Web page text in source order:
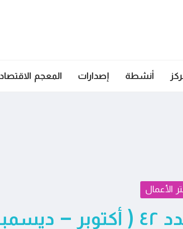
أنشطة إصدارات المعجم
الأعمال
ديسمبر ٢٠١٦)